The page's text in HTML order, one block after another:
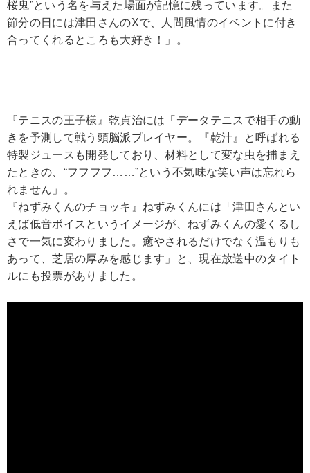
桜鬼”という名を与えた場面が記憶に残っています。また
節分の日には津田さんのXで、人間風情のイベントに付き
合ってくれるところも大好き！」。
『テニスの王子様』乾貞治には「データテニスで相手の動
きを予測して戦う頭脳派プレイヤー。『乾汁』と呼ばれる
特製ジュースも開発しており、材料として変な虫を捕まえ
たときの、“フフフフ……”という不気味な笑い声は忘れら
れません」。
『ねずみくんのチョッキ』ねずみくんには「津田さんとい
えば低音ボイスというイメージが、ねずみくんの愛くるし
さで一気に変わりました。癒やされるだけでなく温もりも
あって、芝居の厚みを感じます」と、現在放送中のタイト
ルにも投票がありました。